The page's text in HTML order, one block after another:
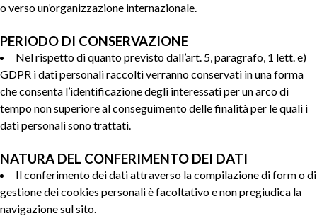
o verso un’organizzazione internazionale.
PERIODO DI CONSERVAZIONE
Nel rispetto di quanto previsto dall’art. 5, paragrafo, 1 lett. e)
GDPR i dati personali raccolti verranno conservati in una forma
che consenta l’identificazione degli interessati per un arco di
tempo non superiore al conseguimento delle finalità per le quali i
dati personali sono trattati.
NATURA DEL CONFERIMENTO DEI DATI
Il conferimento dei dati attraverso la compilazione di form o di
gestione dei cookies personali è facoltativo e non pregiudica la
navigazione sul sito.